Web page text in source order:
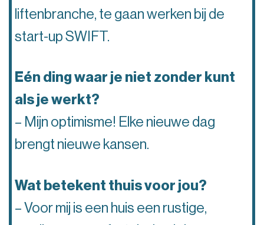
liftenbranche, te gaan werken bij de
start-up SWIFT.
Eén ding waar je niet zonder kunt
als je werkt?
– Mijn optimisme! Elke nieuwe dag
brengt nieuwe kansen.
Wat betekent thuis voor jou?
– Voor mij is een huis een rustige,